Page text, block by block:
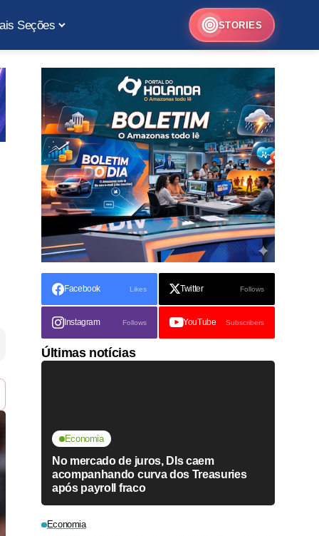
Seções STORIES
Facebook Likes Twitter Follows
Instagram Follows YouTube Subscribers
Últimas notícias
Economia
No mercado de juros, DIs caem
acompanhando curva dos Treasuries
após payroll fraco
Economia